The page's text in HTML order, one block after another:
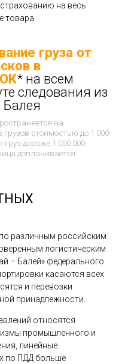
на весь
товара.
груза от
в
* на всем
следования из
Балея
на
грузов стоимостью до 1 000
груз дороже 1 000 000
доплачивается
различным российским
логистическим
– Балей» федерального
касаются всех
и перевозки
принадлежности.
относятся
промышленного и
линейные
по ПДД больше